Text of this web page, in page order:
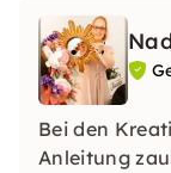
Bei den
Anleitung